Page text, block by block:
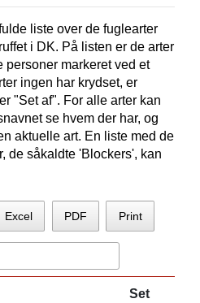
liste over de fuglearter
i DK. På listen er de arter
personer markeret ved et
ingen har krydset, er
"Set af". For alle arter kan
se hvem der har, og
aktuelle art. En liste med de
de såkaldte 'Blockers', kan
Excel PDF Print
Set